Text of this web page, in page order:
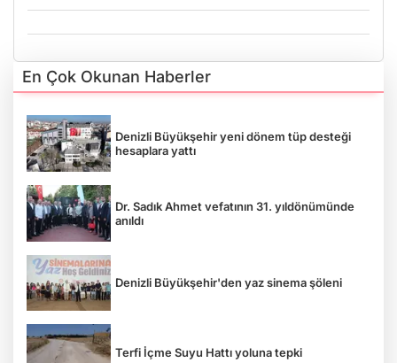
En Çok Okunan Haberler
Denizli Büyükşehir yeni dönem tüp desteği
hesaplara yattı
Dr. Sadık Ahmet vefatının 31. yıldönümünde
anıldı
Denizli Büyükşehir'den yaz sinema şöleni
Terfi İçme Suyu Hattı yoluna tepki